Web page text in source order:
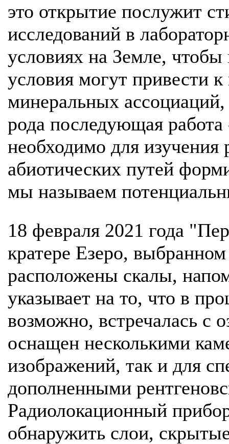
это открытие послужит
исследований в
условиях на Земле, чтобы
условия могут привести
минеральных
рода последующая
необходимо для
абиотических путей
мы называем
18 февраля 2021 года
кратере Езеро,
расположены скалы,
указывает на то, что в
возможно, встречалась с
оснащен несколькими
изображений, так и для
дополненными
Радиолокационный
обнаружить слои,